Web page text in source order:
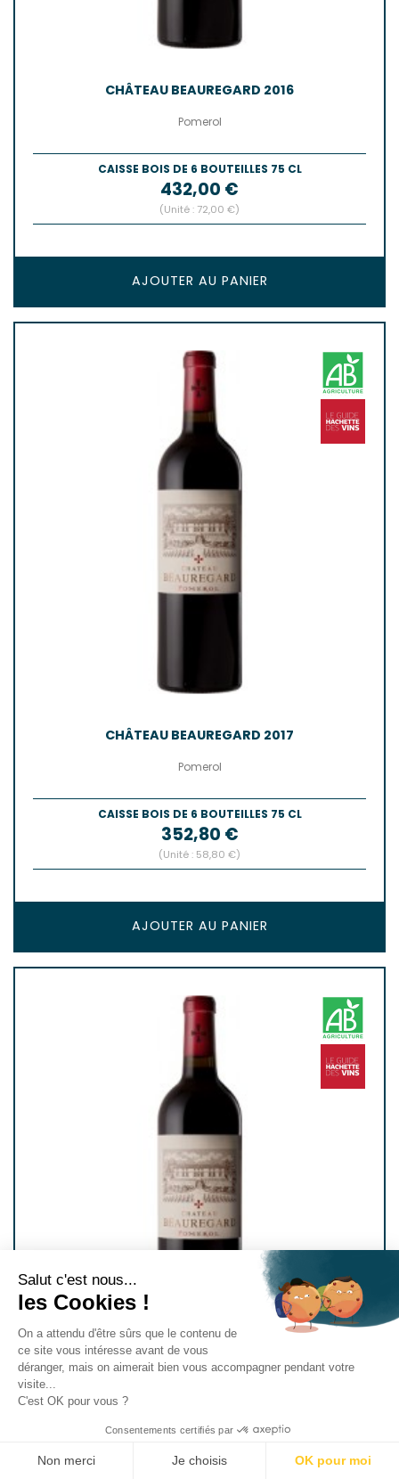
CHÂTEAU BEAUREGARD 2016
Pomerol
CAISSE BOIS DE 6 BOUTEILLES 75 CL
Prix
432,00 €
(Unité : 72,00 €)
AJOUTER AU PANIER
CHÂTEAU BEAUREGARD 2017
Pomerol
CAISSE BOIS DE 6 BOUTEILLES 75 CL
Prix
352,80 €
(Unité : 58,80 €)
AJOUTER AU PANIER
CHÂTEAU BEAUREGARD 2018
CAISSE BOIS DE 6 BOUTEILLES 75 CL
Salut c'est nous...
les Cookies !
On a attendu d'être sûrs que le contenu de
ce site vous intéresse avant de vous
déranger, mais on aimerait bien vous accompagner pendant votre
visite...
C'est OK pour vous ?
Consentements certifiés par
Non merci Je choisis OK pour moi